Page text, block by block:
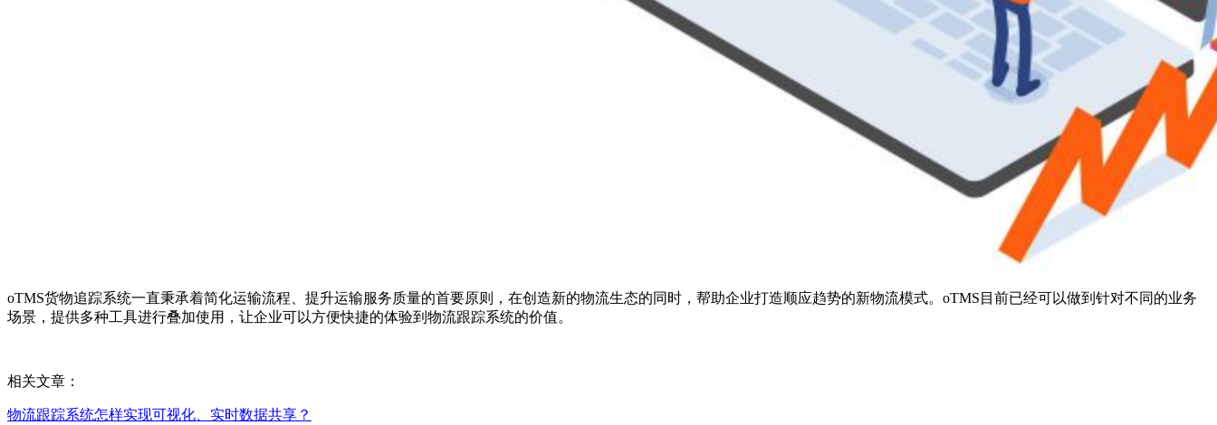
oTMS货物追踪系统一直秉承着简化运输流程、提升运输服务质量的首要原则，在创造新的物流生态的同时，帮助企业打造顺应趋势的新物流模式。oTMS目前已经可以做到针对不同的业务
场景，提供多种工具进行叠加使用，让企业可以方便快捷的体验到物流跟踪系统的价值。
相关文章：
物流跟踪系统怎样实现可视化、实时数据共享？